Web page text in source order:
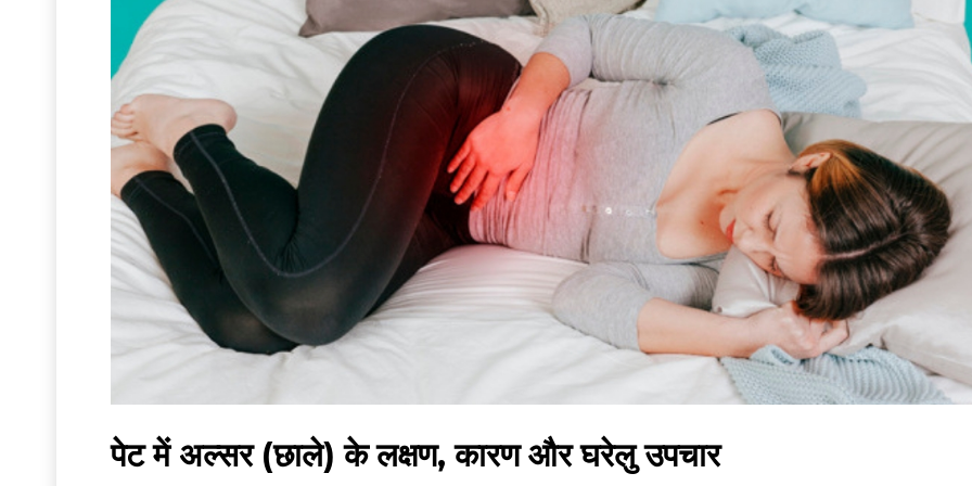
पेट में अल्सर (छाले) के लक्षण, कारण और घरेलु उपचार